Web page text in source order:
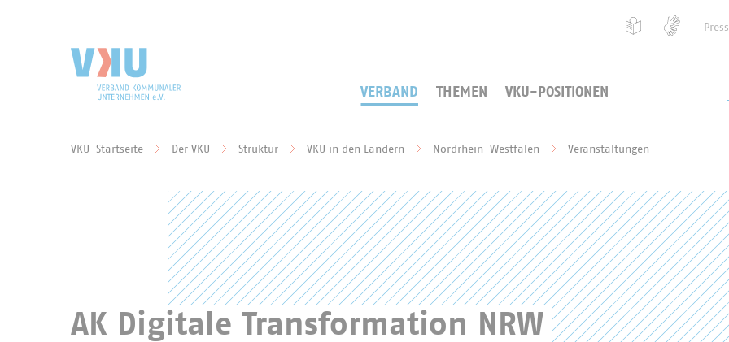
VERBAND THEMEN VKU-POSITIONEN
VKU-Startseite Der VKU Struktur VKU in den Ländern Nordrhein-Westfalen Veranstaltungen
AK Digitale Transformation NRW